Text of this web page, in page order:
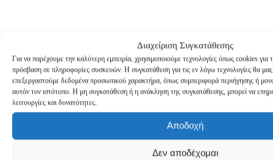
Διαχείριση Συγκατάθεσης
Για να παρέχουμε την καλύτερη εμπειρία, χρησιμοποιούμε τεχνολογίες όπως cookies για
πρόσβαση σε πληροφορίες συσκευών. Η συγκατάθεση για τις εν λόγω τεχνολογίες θα μας
επεξεργαστούμε δεδομένα προσωπικού χαρακτήρα, όπως συμπεριφορά περιήγησης ή
αυτόν τον ιστότοπο. Η μη συγκατάθεση ή η ανάκληση της συγκατάθεσης, μπορεί να
λειτουργίες και δυνατότητες.
Αποδοχή
Δεν αποδέχομαι
Αξιολογήσεις
Δεν υπάρχουν ακόμα κριτικές
Κάνετε την πρώτη αξιολόγηση για το προϊόν: “Ro Accessories